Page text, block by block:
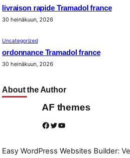
livraison rapide Tramadol france
30 heinäkuun, 2026
Uncategorized
ordonnance Tramadol france
30 heinäkuun, 2026
About the Author
AF themes
Facebook Twitter YouTube
Easy WordPress Websites Builder: